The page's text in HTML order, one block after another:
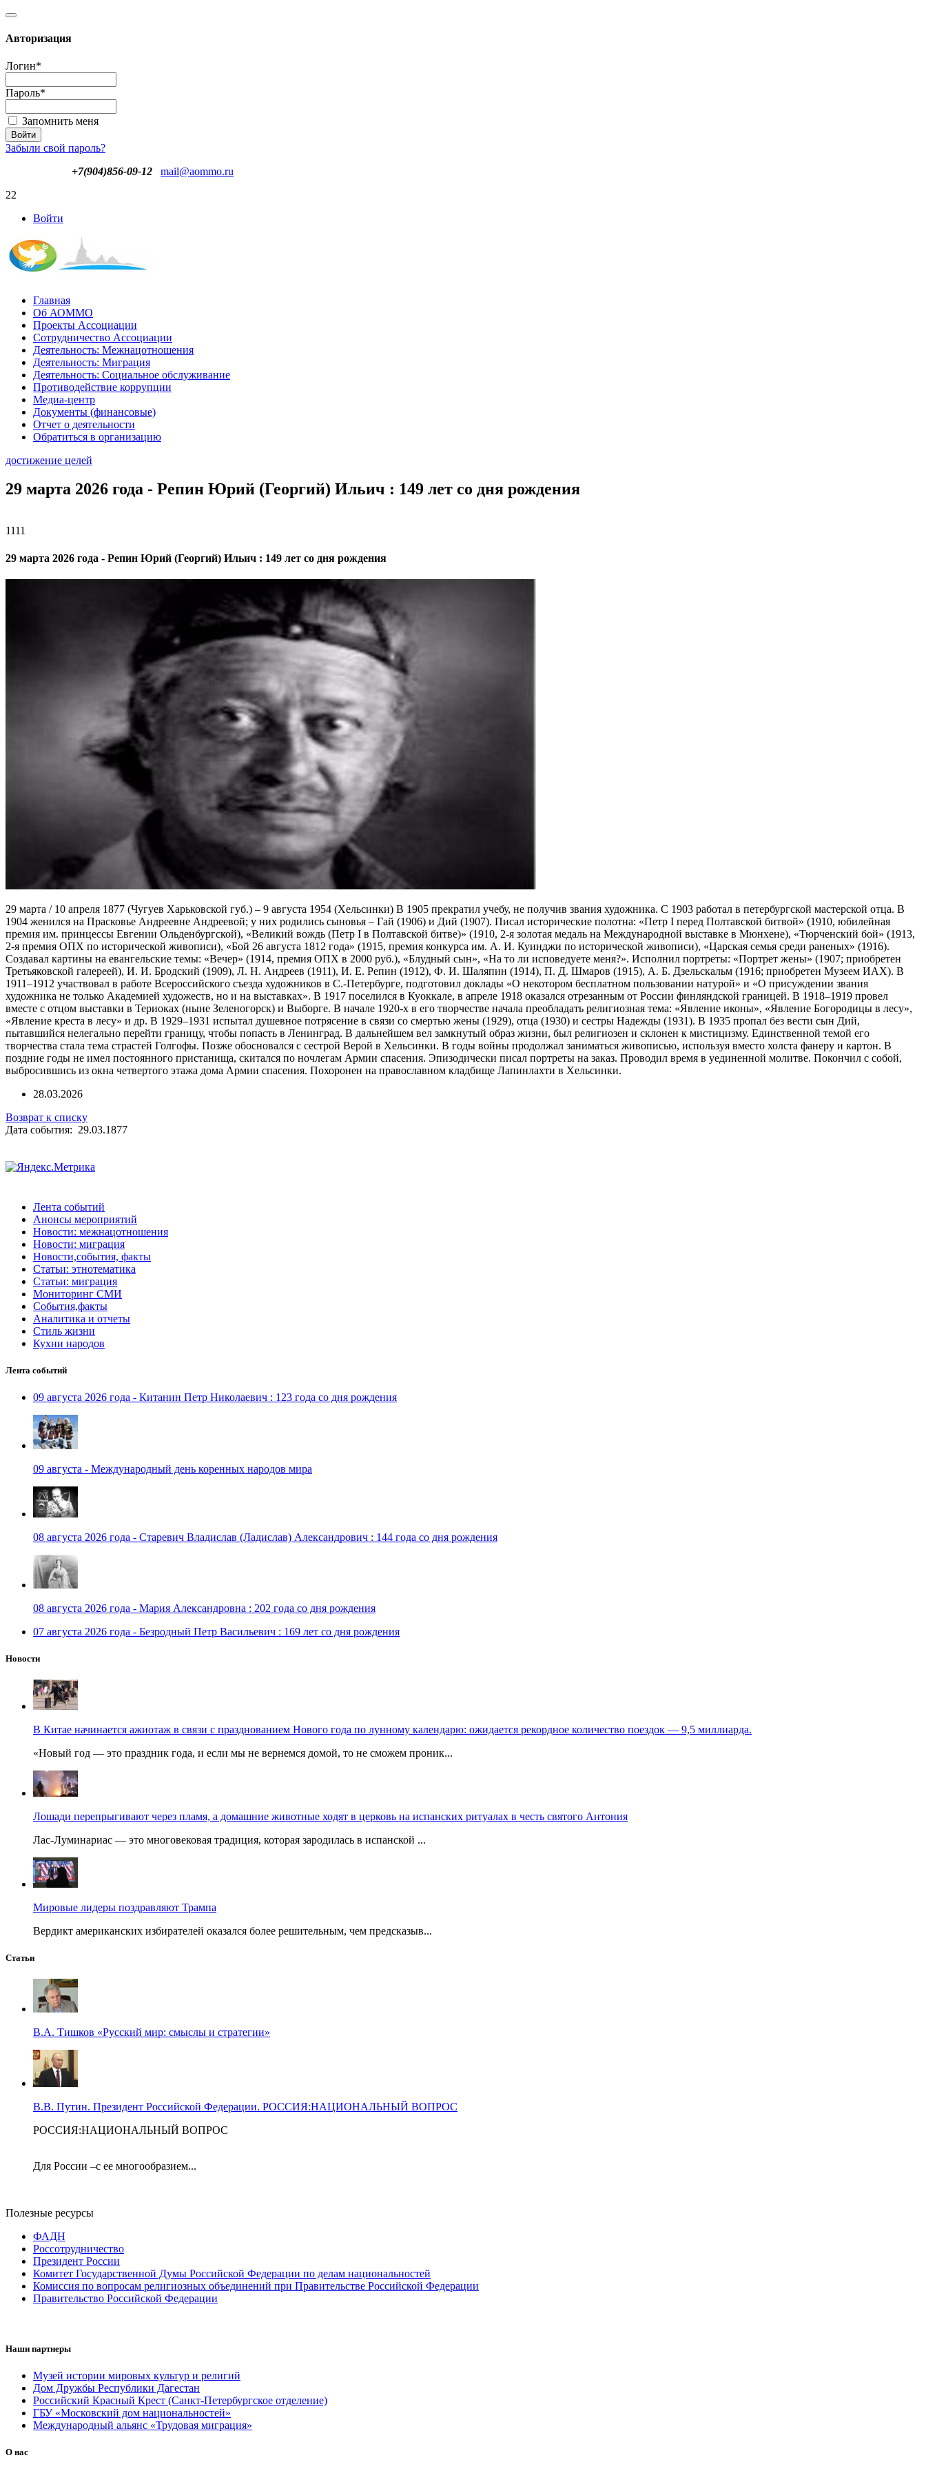
Авторизация
Логин*
Пароль*
Запомнить меня
Забыли свой пароль?
+7(904)856-09-12
mail@aommo.ru
22
Войти
Главная
Об АОММО
Проекты Ассоциации
Сотрудничество Ассоциации
Деятельность: Межнацотношения
Деятельность: Миграция
Деятельность: Социальное обслуживание
Противодействие коррупции
Медиа-центр
Документы (финансовые)
Отчет о деятельности
Обратиться в организацию
достижение целей
29 марта 2026 года - Репин Юрий (Георгий) Ильич : 149 лет со дня рождения
1111
29 марта 2026 года - Репин Юрий (Георгий) Ильич : 149 лет со дня рождения
29 марта / 10 апреля 1877 (Чугуев Харьковской губ.) – 9 августа 1954 (Хельсинки) В 1905 прекратил учебу, не получив звания художника. С 1903 работал в петербургской мастерской отца. В
1904 женился на Прасковье Андреевне Андреевой; у них родились сыновья – Гай (1906) и Дий (1907). Писал исторические полотна: «Петр I перед Полтавской битвой» (1910, юбилейная
премия им. принцессы Евгении Ольденбургской), «Великий вождь (Петр I в Полтавской битве)» (1910, 2-я золотая медаль на Международной выставке в Мюнхене), «Тюрченский бой» (1913,
2-я премия ОПХ по исторической живописи), «Бой 26 августа 1812 года» (1915, премия конкурса им. А. И. Куинджи по исторической живописи), «Царская семья среди раненых» (1916).
Создавал картины на евангельские темы: «Вечер» (1914, премия ОПХ в 2000 руб.), «Блудный сын», «На то ли исповедуете меня?». Исполнил портреты: «Портрет жены» (1907; приобретен
Третьяковской галереей), И. И. Бродский (1909), Л. Н. Андреев (1911), И. Е. Репин (1912), Ф. И. Шаляпин (1914), П. Д. Шмаров (1915), А. Б. Дзельскальм (1916; приобретен Музеем ИАХ). В
1911–1912 участвовал в работе Всероссийского съезда художников в С.-Петербурге, подготовил доклады «О некотором бесплатном пользовании натурой» и «О присуждении звания
художника не только Академией художеств, но и на выставках». В 1917 поселился в Куоккале, в апреле 1918 оказался отрезанным от России финляндской границей. В 1918–1919 провел
вместе с отцом выставки в Териоках (ныне Зеленогорск) и Выборге. В начале 1920-х в его творчестве начала преобладать религиозная тема: «Явление иконы», «Явление Богородицы в лесу»,
«Явление креста в лесу» и др. В 1929–1931 испытал душевное потрясение в связи со смертью жены (1929), отца (1930) и сестры Надежды (1931). В 1935 пропал без вести сын Дий,
пытавшийся нелегально перейти границу, чтобы попасть в Ленинград. В дальнейшем вел замкнутый образ жизни, был религиозен и склонен к мистицизму. Единственной темой его
творчества стала тема страстей Голгофы. Позже обосновался с сестрой Верой в Хельсинки. В годы войны продолжал заниматься живописью, используя вместо холста фанеру и картон. В
поздние годы не имел постоянного пристанища, скитался по ночлегам Армии спасения. Эпизодически писал портреты на заказ. Проводил время в уединенной молитве. Покончил с собой,
выбросившись из окна четвертого этажа дома Армии спасения. Похоронен на православном кладбище Лапинлахти в Хельсинки.
28.03.2026
Возврат к списку
Дата события: 29.03.1877
Лента событий
Анонсы мероприятий
Новости: межнацотношения
Новости: миграция
Новости,события, факты
Статьи: этнотематика
Статьи: миграция
Мониторинг СМИ
События,факты
Аналитика и отчеты
Стиль жизни
Кухни народов
Лента событий
09 августа 2026 года - Китанин Петр Николаевич : 123 года со дня рождения
09 августа - Международный день коренных народов мира
08 августа 2026 года - Старевич Владислав (Ладислав) Александрович : 144 года со дня рождения
08 августа 2026 года - Мария Александровна : 202 года со дня рождения
07 августа 2026 года - Безродный Петр Васильевич : 169 лет со дня рождения
Новости
В Китае начинается ажиотаж в связи с празднованием Нового года по лунному календарю: ожидается рекордное количество поездок — 9,5 миллиарда.
«Новый год — это праздник года, и если мы не вернемся домой, то не сможем проник...
Лошади перепрыгивают через пламя, а домашние животные ходят в церковь на испанских ритуалах в честь святого Антония
Лас-Луминариас — это многовековая традиция, которая зародилась в испанской ...
Мировые лидеры поздравляют Трампа
Вердикт американских избирателей оказался более решительным, чем предсказыв...
Статьи
В.А. Тишков «Русский мир: смыслы и стратегии»
В.В. Путин. Президент Российской Федерации. РОССИЯ:НАЦИОНАЛЬНЫЙ ВОПРОС
РОССИЯ:НАЦИОНАЛЬНЫЙ ВОПРОС
Для России –с ее многообразием...
Полезные ресурсы
ФАДН
Россотрудничество
Президент России
Комитет Государственной Думы Российской Федерации по делам национальностей
Комиссия по вопросам религиозных объединений при Правительстве Российской Федерации
Правительство Российской Федерации
Наши партнеры
Музей истории мировых культур и религий
Дом Дружбы Республики Дагестан
Российский Красный Крест (Санкт-Петербургское отделение)
ГБУ «Московский дом национальностей»
Международный альянс «Трудовая миграция»
О нас